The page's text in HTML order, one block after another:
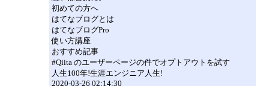
初めての方へ
はてなブログとは
はてなブログPro
使い方講座
おすすめ記事
#Qiita のユーザーページの件でオプトアウトを試す
人生100年!生涯エンジニア人生!
2020-03-26 02:14:30